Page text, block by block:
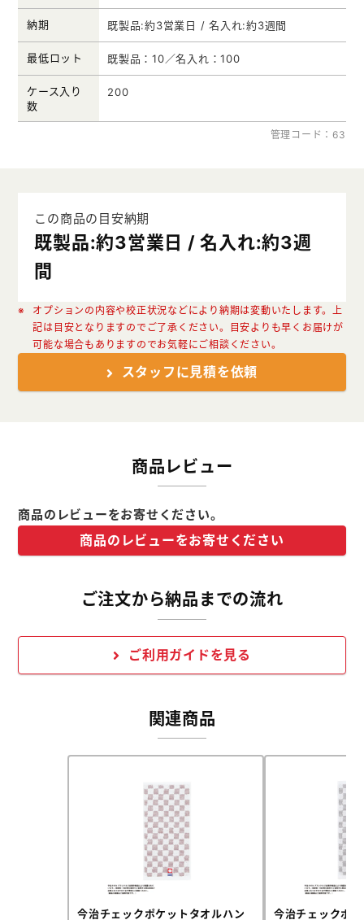
ノベルティグッズ本舗
納期 既製品:約3営業日 / 名入れ:約3週間
最低ロット 既製品：10／名入れ：100
ケース入り
数
200
管理コード：63
この商品の目安納期
既製品:約3営業日 / 名入れ:約3週
間
オプションの内容や校正状況などにより納期は変動いたします。上
記は目安となりますのでご了承ください。目安よりも早くお届けが
可能な場合もありますのでお気軽にご相談ください。
スタッフに見積を依頼
商品レビュー
商品のレビューをお寄せください。
商品のレビューをお寄せください
ご注文から納品までの流れ
ご利用ガイドを見る
関連商品
今治チェックポケットタオルハン 今治チェックポ